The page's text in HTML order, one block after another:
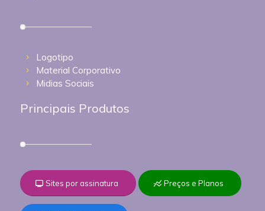
Logotipo
Material Corporativo
Midias Sociais
Principais Produtos
Sites por assinatura Preços e Planos